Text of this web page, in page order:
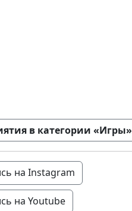
в категории «Игры»
на Instagram
на Youtube